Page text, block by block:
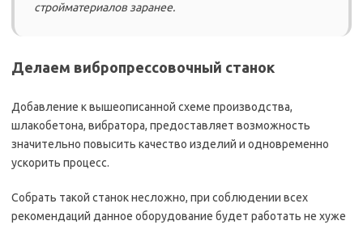
стройматериалов заранее.
Делаем вибропрессовочный станок
Добавление к вышеописанной схеме производства,
шлакобетона, вибратора, предоставляет возможность
значительно повысить качество изделий и одновременно
ускорить процесс.
Собрать такой станок несложно, при соблюдении всех
рекомендаций данное оборудование будет работать не хуже